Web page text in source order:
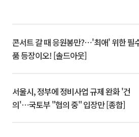
콘서트 갈 때 응원봉만?⋯'최애' 위한 필
품 등장이오! [솔드아웃]
서울시, 정부에 정비사업 규제 완화 '건
의'⋯국토부 "협의 중" 입장만 [종합]